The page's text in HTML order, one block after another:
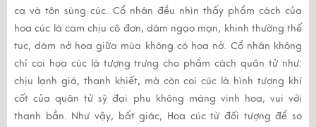
ca và tôn sùng cúc. Cổ nhân đều nhìn thấy phẩm cách của
hoa cúc là cam chịu cô đơn, dám ngạo mạn, khinh thường thế
tục, dám nở hoa giữa mùa không có hoa nở. Cổ nhân không
chỉ coi hoa cúc là tượng trưng cho phẩm cách quân tử như:
chịu lạnh giá, thanh khiết, mà còn coi cúc là hình tượng khí
cốt của quân tử sỹ đại phu không màng vinh hoa, vui với
thanh bần. Như vậy, bất giác, Hoa cúc từ đối tượng để so